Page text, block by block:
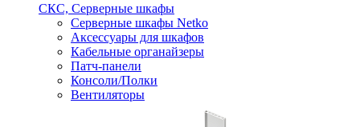
СКС, Серверные шкафы
Серверные шкафы Netko
Аксессуары для шкафов
Кабельные органайзеры
Патч-панели
Консоли/Полки
Вентиляторы